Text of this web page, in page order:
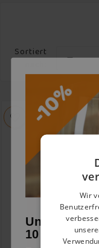
Sortiert

Wir
Unser
10 % Rabatt